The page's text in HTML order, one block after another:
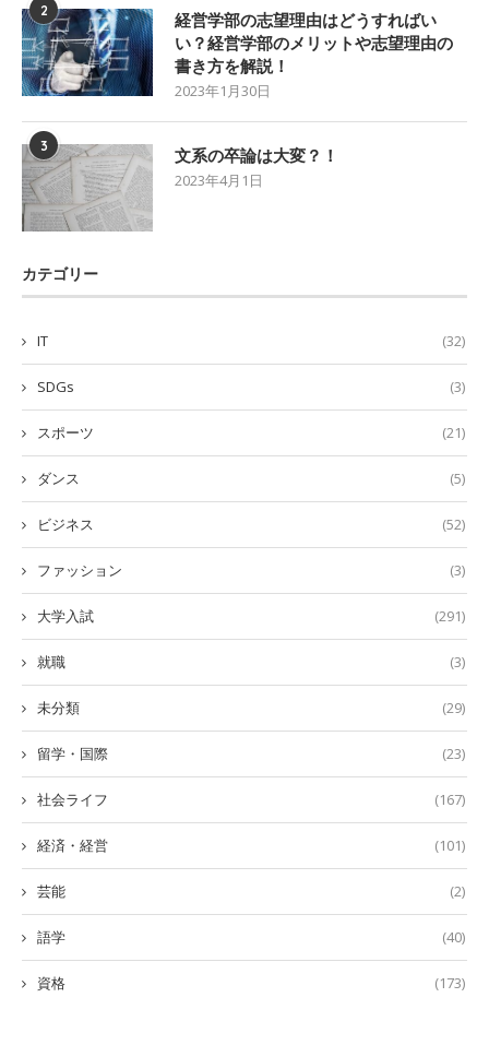
2
経営学部の志望理由はどうすればい
い？経営学部のメリットや志望理由の
書き方を解説！
2023年1月30日
3 文系の卒論は大変？！
2023年4月1日
カテゴリー
IT (32)
SDGs (3)
スポーツ (21)
ダンス (5)
ビジネス (52)
ファッション (3)
大学入試 (291)
就職 (3)
未分類 (29)
留学・国際 (23)
社会ライフ (167)
経済・経営 (101)
芸能 (2)
語学 (40)
資格 (173)